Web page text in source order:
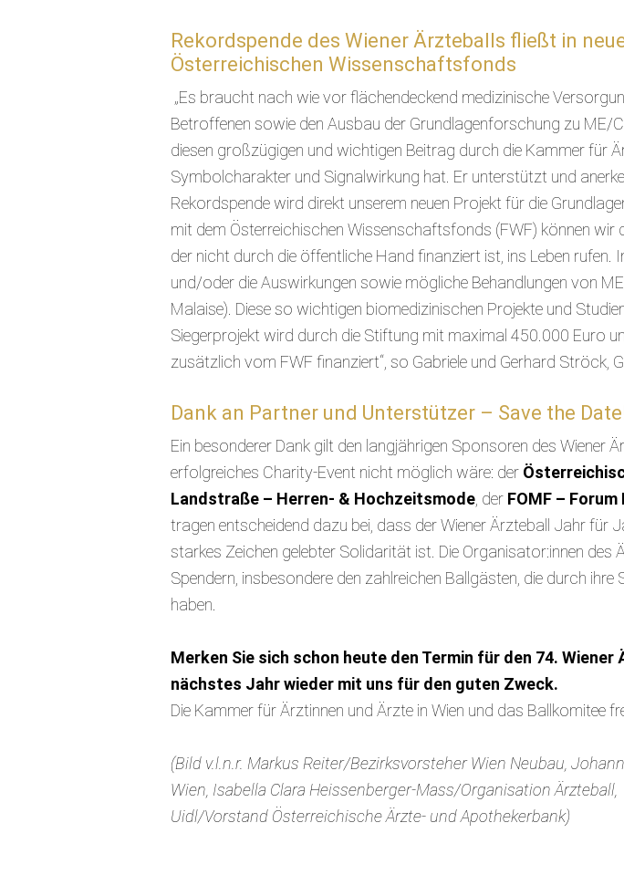
Rekordspende des Wiener Ärzteballs fließt in
Österreichischen Wissenschaftsfonds
„Es braucht nach wie vor flächendeckend medizinische
Betroffenen sowie den Ausbau der Grundlagenforschung zu ME/
diesen großzügigen und wichtigen Beitrag durch die Kammer für
Symbolcharakter und Signalwirkung hat. Er unterstützt und
Rekordspende wird direkt unserem neuen Projekt für die
mit dem Österreichischen Wissenschaftsfonds (FWF) können
der nicht durch die öffentliche Hand finanziert ist, ins Leben
und/oder die Auswirkungen sowie mögliche Behandlungen von
Malaise). Diese so wichtigen biomedizinischen Projekte und
Siegerprojekt wird durch die Stiftung mit maximal 450.000 Euro
zusätzlich vom FWF finanziert“, so Gabriele und Gerhard Ströck,
Dank an Partner und Unterstützer – Save the
Ein besonderer Dank gilt den langjährigen Sponsoren des Wiener
erfolgreiches Charity-Event nicht möglich wäre: der
Landstraße – Herren- & Hochzeitsmode , der FOMF –
tragen entscheidend dazu bei, dass der Wiener Ärzteball Jahr für
starkes Zeichen gelebter Solidarität ist. Die Organisator:innen
Spendern, insbesondere den zahlreichen Ballgästen, die durch
haben.
Merken Sie sich schon heute den Termin für den 74.
nächstes Jahr wieder mit uns für den guten Zweck.
Die Kammer für Ärztinnen und Ärzte in Wien und das Ballkomitee
(Bild v.l.n.r. Markus Reiter/Bezirksvorsteher Wien Neubau,
Wien, Isabella Clara Heissenberger-Mass/Organisation
Uidl/Vorstand Österreichische Ärzte- und Apothekerbank)